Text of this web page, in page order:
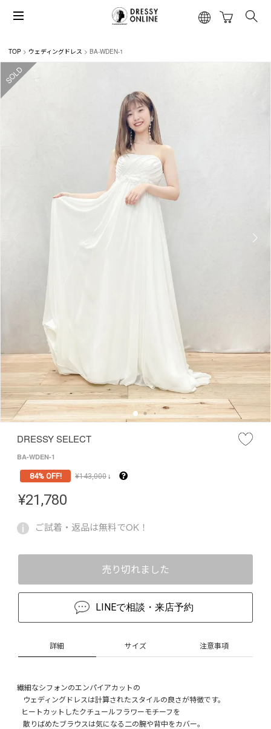
TOP ウェディングドレス BA-WDEN-1
DRESSY SELECT
BA-WDEN-1
¥143,000↓
84% OFF!
¥21,780
ご試着・返品は無料でOK！
売り切れました
LINEで相談・来店予約
詳細 サイズ 注意事項
繊細なシフォンのエンパイアカットの
ウェディングドレスは計算されたスタイルの良さが特徴です。
ヒートカットしたクチュールフラワーモチーフを
散りばめたブラウスは気になる二の腕や背中をカバー。